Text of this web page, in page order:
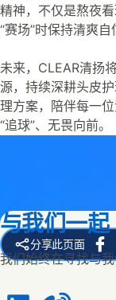
精神，不仅是熬夜
“赛场”时保持清爽自
未来，CLEAR清扬
源，持续深耕头皮
理方案，陪伴每一
“追球”、无畏向前。
分享此页面
与我们一起
我们始终在寻找与